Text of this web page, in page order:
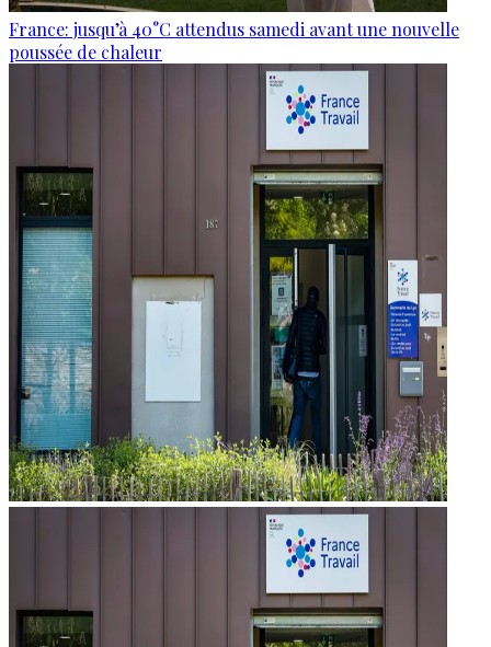
France: jusqu’à 40°C attendus samedi avant une nouvelle
poussée de chaleur